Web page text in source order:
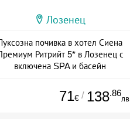
Лозенец
почивка в хотел Сиена
Ритрийт 5* в Лозенец с
включена SPA и басейн
71€ / 138.86
лв.